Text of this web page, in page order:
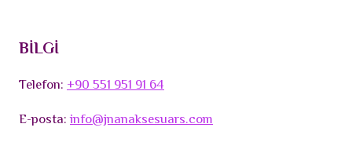
BİLGİ
Telefon:+90 551 951 91 64
E-posta:info@jnanaksesuars.com